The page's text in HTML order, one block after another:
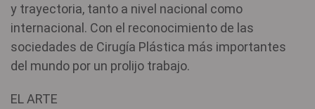
y trayectoria, tanto a nivel nacional como
internacional. Con el reconocimiento de las
sociedades de Cirugía Plástica más importantes
del mundo por un prolijo trabajo.
EL ARTE